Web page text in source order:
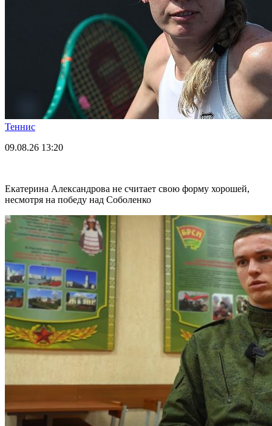
Теннис
09.08.26 13:20
Екатерина Александрова не считает свою форму хорошей,
несмотря на победу над Соболенко